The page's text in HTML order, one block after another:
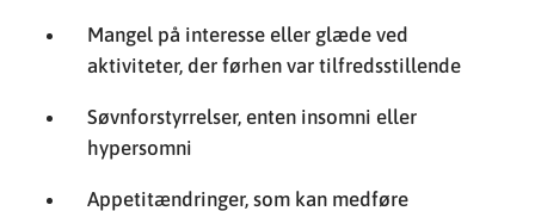
Mangel på interesse eller glæde ved
aktiviteter, der førhen var tilfredsstillende
Søvnforstyrrelser, enten insomni eller
hypersomni
Appetitændringer, som kan medføre